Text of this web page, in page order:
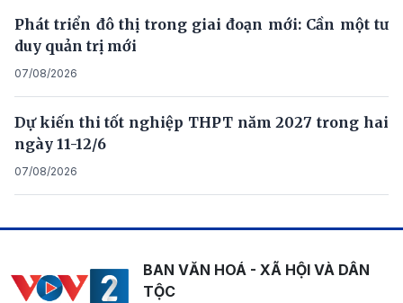
Phát triển đô thị trong giai đoạn mới: Cần một tư
duy quản trị mới
07/08/2026
Dự kiến thi tốt nghiệp THPT năm 2027 trong hai
ngày 11-12/6
07/08/2026
BAN VĂN HOÁ - XÃ HỘI VÀ DÂN
TỘC